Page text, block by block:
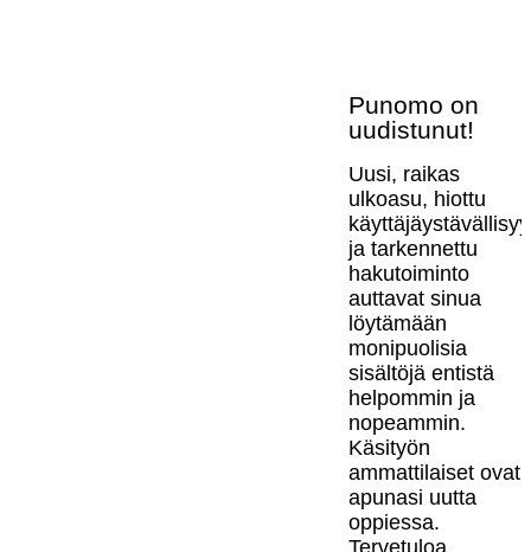
Punomo on
uudistunut!
Uusi, raikas
ulkoasu, hiottu
ja tarkennettu
hakutoiminto
auttavat sinua
löytämään
monipuolisia
sisältöjä entistä
helpommin ja
nopeammin.
Käsityön
ammattilaiset ovat
apunasi uutta
oppiessa.
Tervetuloa